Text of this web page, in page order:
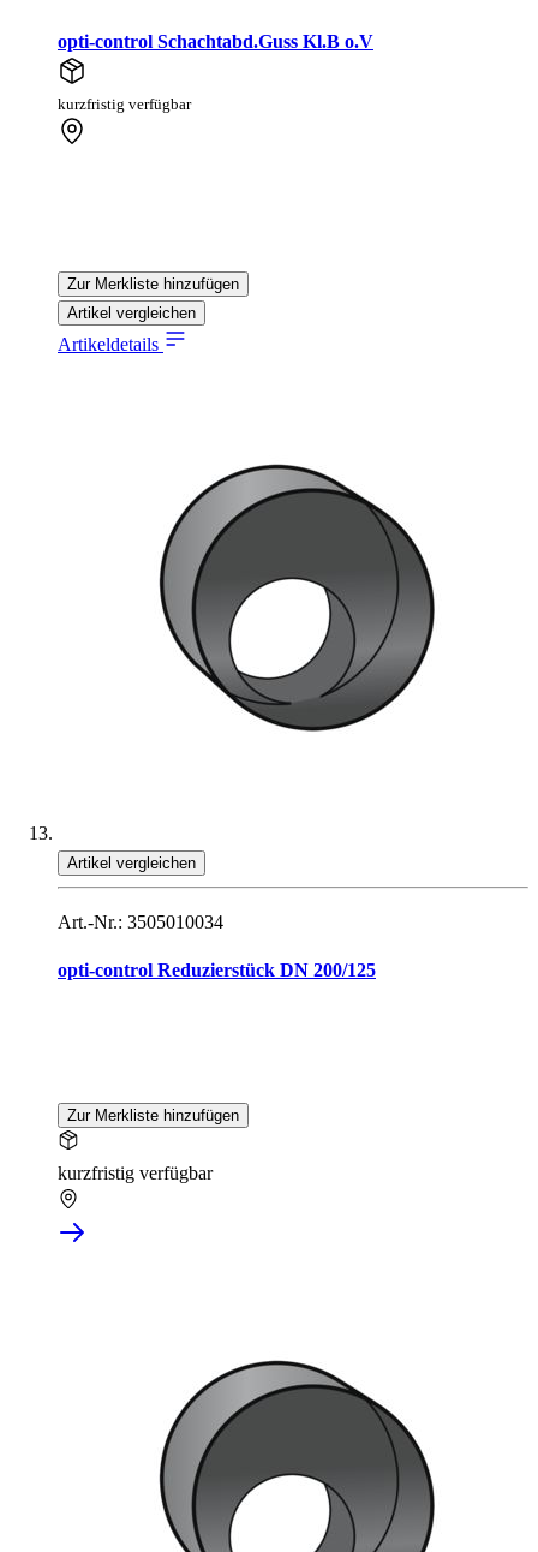
opti-control Schachtabd.Guss Kl.B o.V
kurzfristig verfügbar
Zur Merkliste hinzufügen
Artikel vergleichen
Artikeldetails
Artikel vergleichen
Art.-Nr.: 3505010034
opti-control Reduzierstück DN 200/125
Zur Merkliste hinzufügen
kurzfristig verfügbar